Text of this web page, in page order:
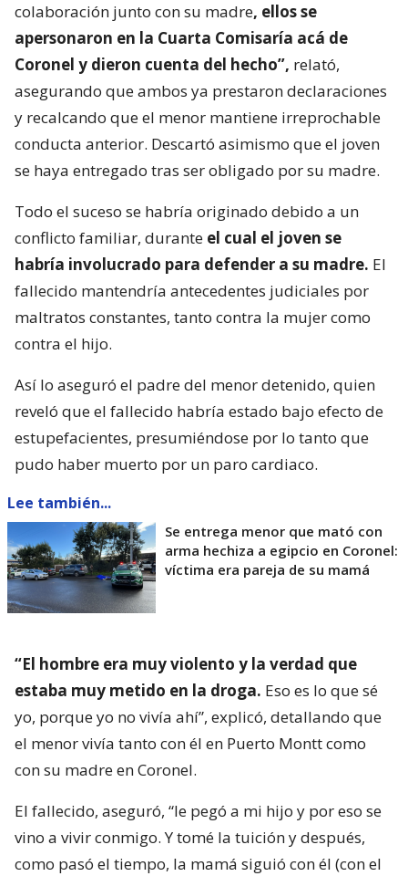
colaboración junto con su madre, ellos se
apersonaron en la Cuarta Comisaría acá de
Coronel y dieron cuenta del hecho”, relató,
asegurando que ambos ya prestaron declaraciones
y recalcando que el menor mantiene irreprochable
conducta anterior. Descartó asimismo que el joven
se haya entregado tras ser obligado por su madre.
Todo el suceso se habría originado debido a un
conflicto familiar, durante el cual el joven se
habría involucrado para defender a su madre. El
fallecido mantendría antecedentes judiciales por
maltratos constantes, tanto contra la mujer como
contra el hijo.
Así lo aseguró el padre del menor detenido, quien
reveló que el fallecido habría estado bajo efecto de
estupefacientes, presumiéndose por lo tanto que
pudo haber muerto por un paro cardiaco.
Lee también...
Se entrega menor que mató con
arma hechiza a egipcio en Coronel:
víctima era pareja de su mamá
“El hombre era muy violento y la verdad que
estaba muy metido en la droga. Eso es lo que sé
yo, porque yo no vivía ahí”, explicó, detallando que
el menor vivía tanto con él en Puerto Montt como
con su madre en Coronel.
El fallecido, aseguró, “le pegó a mi hijo y por eso se
vino a vivir conmigo. Y tomé la tuición y después,
como pasó el tiempo, la mamá siguió con él (con el